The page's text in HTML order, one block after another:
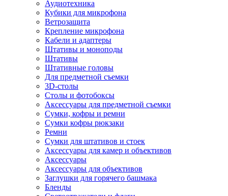
Аудиотехника
Кубики для микрофона
Ветрозащита
Крепление микрофона
Кабели и адаптеры
Штативы и моноподы
Штативы
Штативные головы
Для предметной съемки
3D-столы
Столы и фотобоксы
Аксессуары для предметной съемки
Сумки, кофры и ремни
Сумки кофры рюкзаки
Ремни
Сумки для штативов и стоек
Аксессуары для камер и объективов
Аксессуары
Аксессуары для объективов
Заглушки для горячего башмака
Бленды